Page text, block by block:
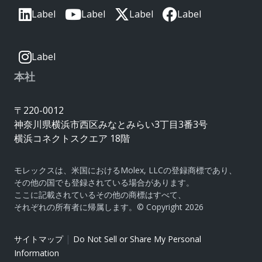
Label Label Label Label
Label
本社
〒220-0012
神奈川県横浜市西区みなとみらい3丁目3番3号
横浜コネクトスクエア 18階
モレックスは、米国におけるMolex, LLCの登録商標であり、
その他の国でも登録されている場合があります。
ここに記載されているその他の商標はすべて、
それぞれの所有者に帰属します。© Copyright 2026
サイトマップ| Do Not Sell or Share My Personal
Information